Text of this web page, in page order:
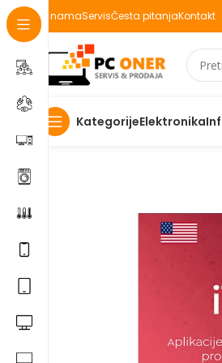
O namaServisČesta pitanjaKontakt
KategorijeElektronika
Početna